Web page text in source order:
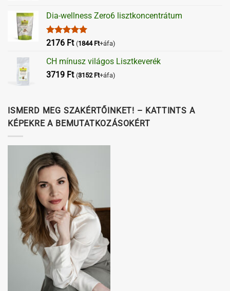
Dia-wellness Zero6 lisztkoncentrátum
Értékelés:
2176 Ft (1844 Ft+áfa)
CH mínusz világos Lisztkeverék
3719 Ft (3152 Ft+áfa)
ISMERD MEG SZAKÉRTŐINKET! – KATTINTS A
KÉPEKRE A BEMUTATKOZÁSOKÉRT